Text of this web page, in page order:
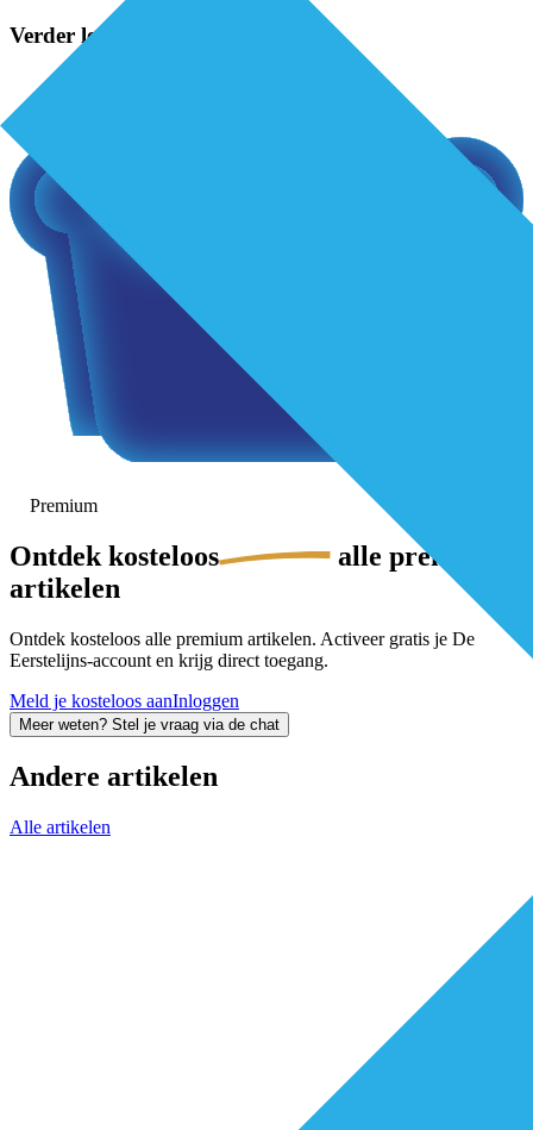
Verder lezen?
Premium
Ontdek kosteloos
alle premium-
artikelen
Ontdek kosteloos alle premium artikelen. Activeer gratis je De
Eerstelijns-account en krijg direct toegang.
Meld je kosteloos aanInloggen
Meer weten? Stel je vraag via de chat
Andere artikelen
Alle artikelen